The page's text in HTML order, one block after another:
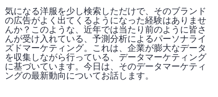
気になる洋服を少し検索しただけで、そのブランド
の広告がよく出てくるようになった経験はありませ
んか？このような、近年では当たり前のように皆さ
んが受け入れている、予測分析によるパーソナライ
ズドマーケティング。これは、企業が膨大なデータ
を収集しながら行っている、データマーケティング
に基づいています。今日は、そのデータマーケティ
ングの最新動向についてお話します。